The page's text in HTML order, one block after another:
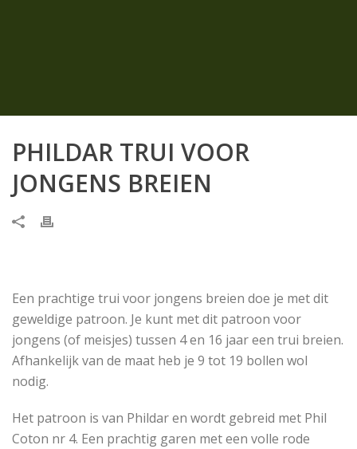
PHILDAR TRUI VOOR
JONGENS BREIEN
Een prachtige trui voor jongens breien doe je met dit
geweldige patroon. Je kunt met dit patroon voor
jongens (of meisjes) tussen 4 en 16 jaar een trui breien.
Afhankelijk van de maat heb je 9 tot 19 bollen wol
nodig.
Het patroon is van Phildar en wordt gebreid met Phil
Coton nr 4. Een prachtig garen met een volle rode